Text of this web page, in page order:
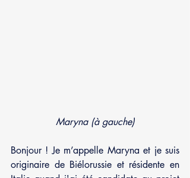
Maryna (à gauche)
Bonjour ! Je m’appelle Maryna et je suis
originaire de Biélorussie et résidente en